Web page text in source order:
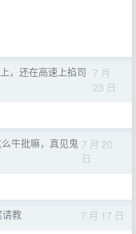
，还在高速上掐司 7 月
23 日
牛批嘛，真见鬼 7 月 20
日
请教 7 月 17 日